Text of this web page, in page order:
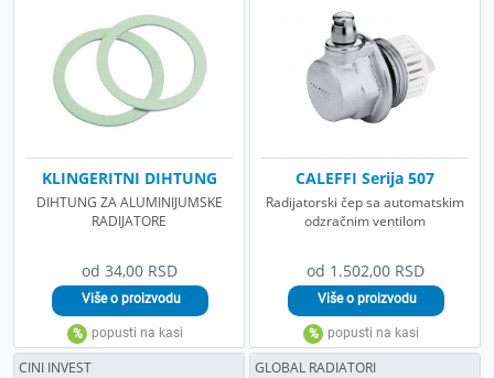
od 34,00 RSD
KLINGERITNI DIHTUNG
DIHTUNG ZA ALUMINIJUMSKE
RADIJATORE
od 1.502,00 RSD
CALEFFI Serija 507
Radijatorski čep sa automatskim
odzračnim ventilom
CINI INVEST GLOBAL RADIATORI